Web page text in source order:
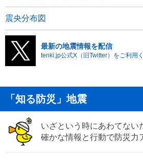
震央分布図
最新の地震情報を配信
tenki.jp公式X（旧Twitter）をご利用く
「知る防災」地震
いざという時にあわてない
確かな情報と行動で防災力